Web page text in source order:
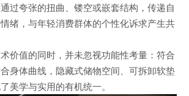
过夸张的扭曲、镂空或嵌套结构，传递自
绪，与年轻消费群体的个性化诉求产生共
价值的同时，并未忽视功能性考量：符合
身体曲线，隐藏式储物空间、可拆卸软垫
美学与实用的有机统一。